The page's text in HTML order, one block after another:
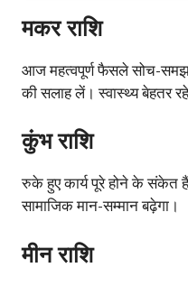
मकर राशि
आज महत्वपूर्ण फैसले सोच-
की सलाह लें। स्वास्थ्य बेहतर
कुंभ राशि
रुके हुए कार्य पूरे होने के संकेत
सामाजिक मान-सम्मान बढ़ेगा।
मीन राशि